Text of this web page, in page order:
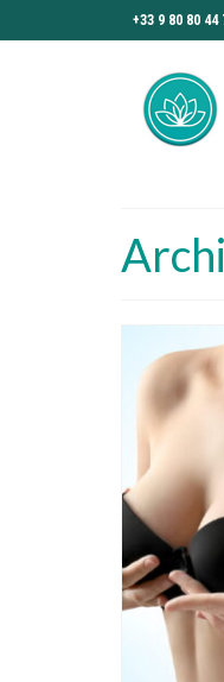
+33 9 80 80 44